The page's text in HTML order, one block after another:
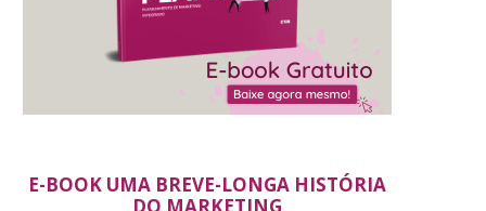
E-BOOK UMA BREVE-LONGA HISTÓRIA